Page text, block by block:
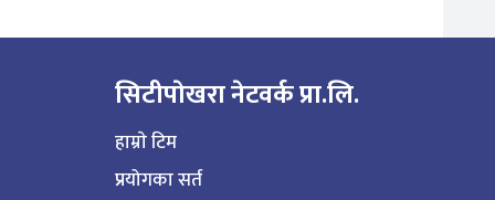
सिटीपाेखरा नेटवर्क प्रा.लि.
हाम्राे टिम
प्रयोगका सर्त